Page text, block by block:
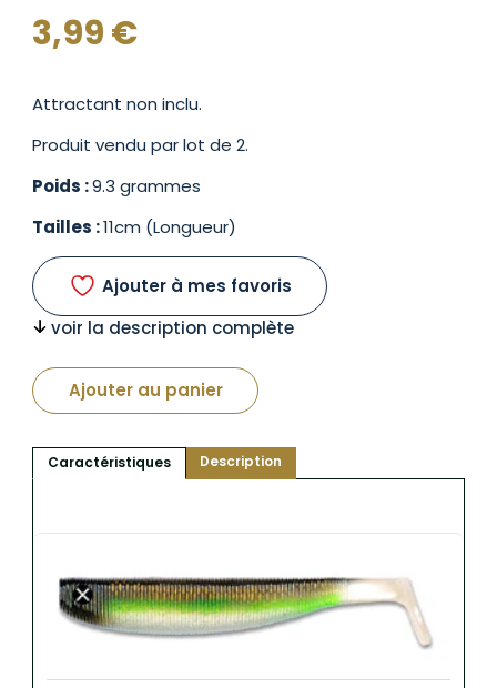
3,99€
Attractant non inclu.
Produit vendu par lot de 2.
Poids :9.3 grammes
Tailles :11cm (Longueur)
Ajouter à mes favoris
voir la description complète
Ajouter au panier
Caractéristiques Description